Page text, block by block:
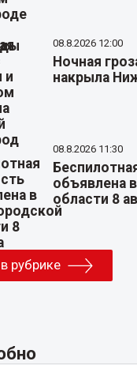
08.8.2026 12:00
Ночная
накрыла
08.8.2026 11:30
объявлена
области 8
рубрике